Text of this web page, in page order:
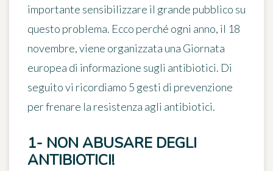
importante sensibilizzare il grande pubblico su
questo problema. Ecco perché ogni anno, il 18
novembre, viene organizzata una Giornata
europea di informazione sugli antibiotici. Di
seguito vi ricordiamo 5 gesti di prevenzione
per frenare la resistenza agli antibiotici.
1- NON ABUSARE DEGLI
ANTIBIOTICI!